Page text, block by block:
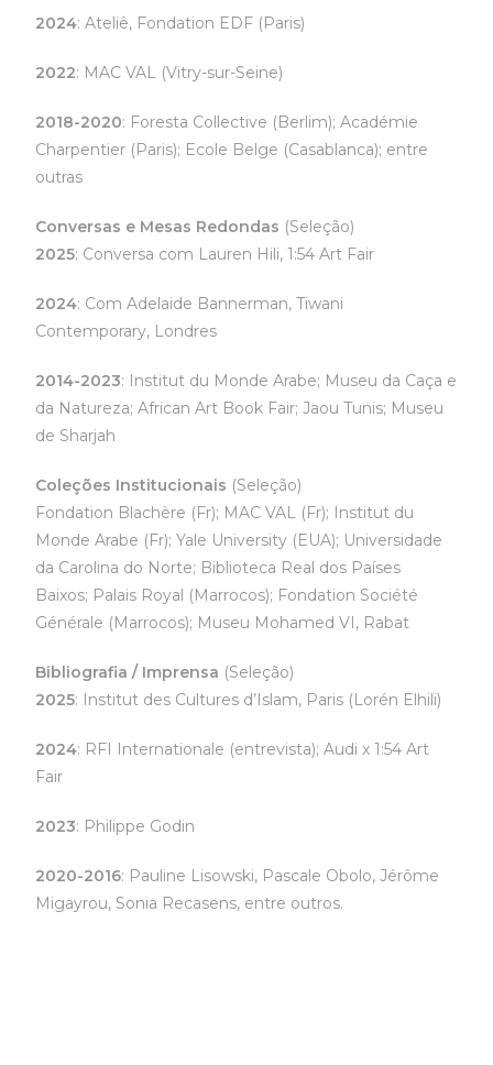
2024: Ateliê, Fondation EDF (Paris)
2022: MAC VAL (Vitry-sur-Seine)
2018-2020: Foresta Collective (Berlim); Académie
Charpentier (Paris); Ecole Belge (Casablanca); entre
outras
Conversas e Mesas Redondas (Seleção)
2025: Conversa com Lauren Hili, 1:54 Art Fair
2024: Com Adelaide Bannerman, Tiwani
Contemporary, Londres
2014-2023: Institut du Monde Arabe; Museu da Caça e
da Natureza; African Art Book Fair; Jaou Tunis; Museu
de Sharjah
Coleções Institucionais (Seleção)
Fondation Blachère (Fr); MAC VAL (Fr); Institut du
Monde Arabe (Fr); Yale University (EUA); Universidade
da Carolina do Norte; Biblioteca Real dos Países
Baixos; Palais Royal (Marrocos); Fondation Société
Générale (Marrocos); Museu Mohamed VI, Rabat
Bibliografia / Imprensa (Seleção)
2025: Institut des Cultures d’Islam, Paris (Lorén Elhili)
2024: RFI Internationale (entrevista); Audi x 1:54 Art
Fair
2023: Philippe Godin
2020-2016: Pauline Lisowski, Pascale Obolo, Jérôme
Migayrou, Sonia Recasens, entre outros.